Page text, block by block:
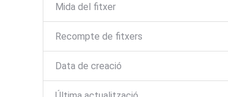
Mida del fitxer
Recompte de fitxers
Data de creació